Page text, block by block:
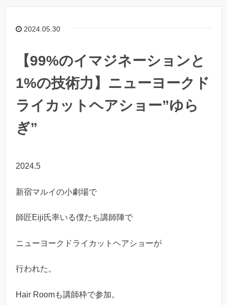
2024.05.30
【99%のイマジネーションと
1%の技術力】ニューヨークド
ライカットヘアショー”ゆら
ぎ”
2024.5
新宿マルイの小劇場で
師匠Eiji氏率いる僕たち講師陣で
ニューヨークドライカットヘアショーが
行われた。
Hair Roomも講師枠で参加。